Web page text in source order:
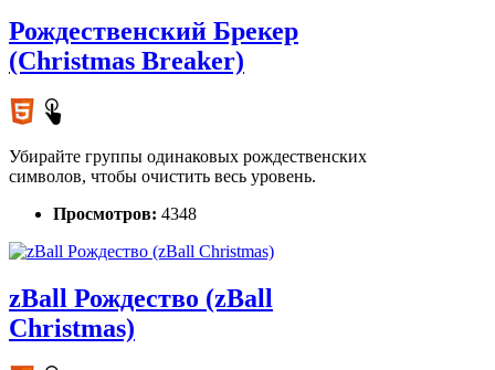
Рождественский Брекер
(Christmas Breaker)
Убирайте группы одинаковых рождественских
символов, чтобы очистить весь уровень.
Просмотров: 4348
zBall Рождество (zBall
Christmas)